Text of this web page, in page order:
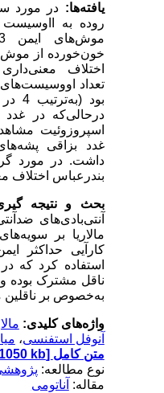
یافته‌ها:در مورد
روده به ااوسیست
اختلاف معنی‌داری
تعداد اووسیست‌های
درحالی‌که در غدد
غدد بزاقی
داشت. در مورد
بندرعباس اختلاف
بحث و نتیجه
آنتی‌بادی‌های
مالاریا بر
کارآیی حداکثر
استفاده کرد که
ناقل مشترک بوده و
به‌خصوص بر ناقلین
واژه‌های کلیدی:
آنوفل استفنسی،
متن کامل[PDF 1050 kb]
نوع مطالعه:
مقاله:آناتومی